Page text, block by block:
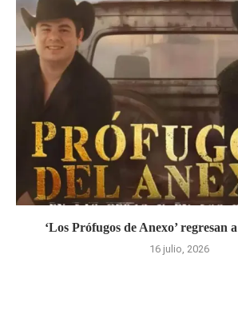
‘Los Prófugos de Anexo’ regresan
16 julio, 2026